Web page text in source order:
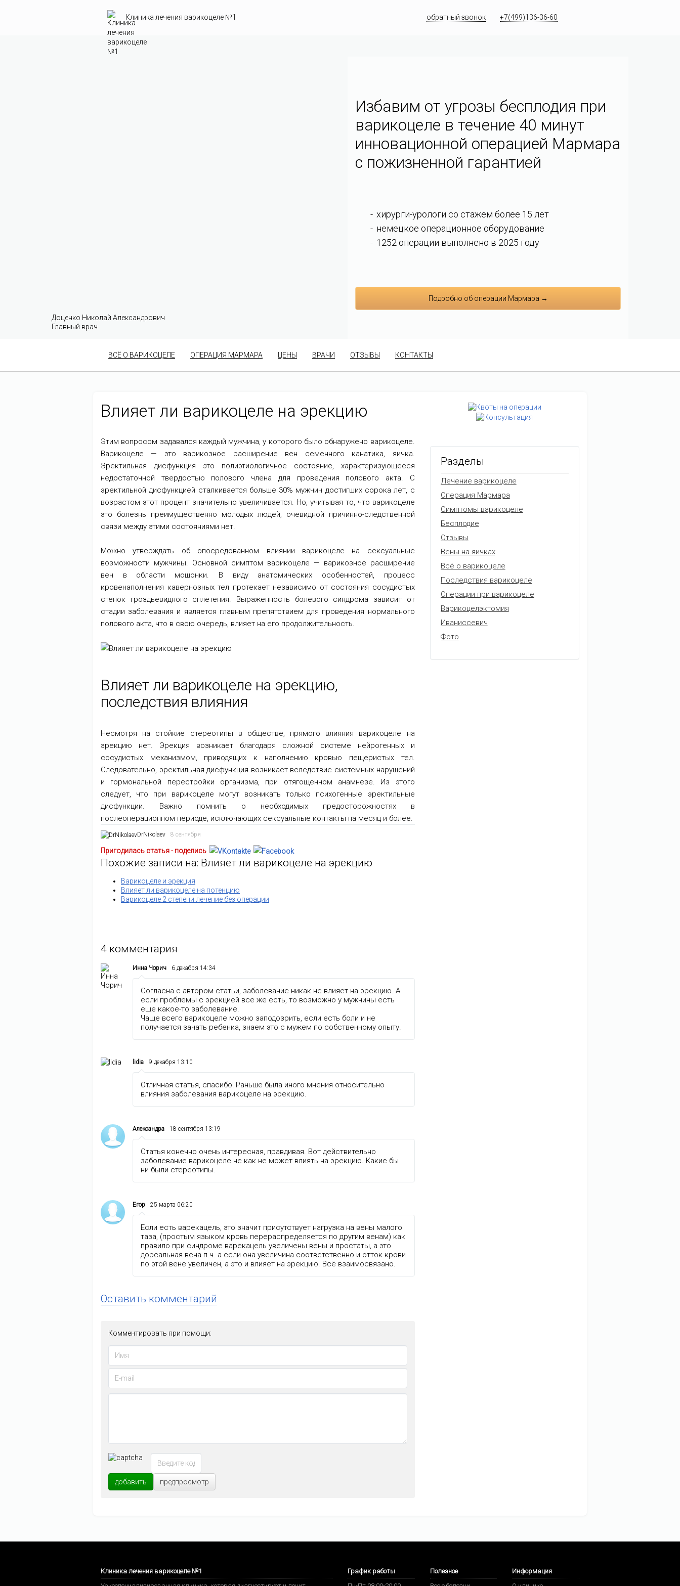
Клиника лечения варикоцеле №1 обратный звонок +7(499)136-36-60
Избавим от угрозы бесплодия при
варикоцеле в течение 40 минут
инновационной операцией Мармара
c пожизненной гарантией
хирурги-урологи со стажем более 15 лет
немецкое операционное оборудование
1252 операции выполнено в 2025 году
Подробно об операции Мармара →
Доценко Николай Александрович
Главный врач
ВСЁ О ВАРИКОЦЕЛЕ ОПЕРАЦИЯ МАРМАРА ЦЕНЫ ВРАЧИ ОТЗЫВЫ КОНТАКТЫ
Влияет ли варикоцеле на эрекцию
Этим вопросом задавался каждый мужчина, у которого было обнаружено варикоцеле.
Варикоцеле — это варикозное расширение вен семенного канатика, яичка.
Эректильная дисфункция это полиэтиологичное состояние, характеризующееся
недостаточной твердостью полового члена для проведения полового акта. С
эректильной дисфункцией сталкивается больше 30% мужчин достигших сорока лет, с
возрастом этот процент значительно увеличивается. Но, учитывая то, что варикоцеле
это болезнь преимущественно молодых людей, очевидной причинно-следственной
связи между этими состояниями нет.
Можно утверждать об опосредованном влиянии варикоцеле на сексуальные
возможности мужчины. Основной симптом варикоцеле — варикозное расширение
вен в области мошонки. В виду анатомических особенностей, процесс
кровенаполнения кавернозных тел протекает независимо от состояния сосудистых
стенок гроздьевидного сплетения. Выраженность болевого синдрома зависит от
стадии заболевания и является главным препятствием для проведения нормального
полового акта, что в свою очередь, влияет на его продолжительность.
Влияет ли варикоцеле на эрекцию,
последствия влияния
Несмотря на стойкие стереотипы в обществе, прямого влияния варикоцеле на
эрекцию нет. Эрекция возникает благодаря сложной системе нейрогенных и
сосудистых механизмом, приводящих к наполнению кровью пещеристых тел.
Следовательно, эректильная дисфункция возникает вследствие системных нарушений
и гормональной перестройки организма, при отягощенном анамнезе. Из этого
следует, что при варикоцеле могут возникать только психогенные эректильные
дисфункции. Важно помнить о необходимых предосторожностях в
послеоперационном периоде, исключающих сексуальные контакты на месяц и более.
DrNikolaev 8 сентября
Пригодилась статья - поделись
Похожие записи на: Влияет ли варикоцеле на эрекцию
Варикоцеле и эрекция
Влияет ли варикоцеле на потенцию
Варикоцеле 2 степени лечение без операции
4 комментария
Инна Чорич 6 декабря 14:34
Согласна с автором статьи, заболевание никак не влияет на эрекцию. А
если проблемы с эрекцией все же есть, то возможно у мужчины есть
еще какое-то заболевание.
Чаще всего варикоцеле можно заподозрить, если есть боли и не
получается зачать ребенка, знаем это с мужем по собственному опыту.
lidia 9 декабря 13:10
Отличная статья, спасибо! Раньше была иного мнения относительно
влияния заболевания варикоцеле на эрекцию.
Александра 18 сентября 13:19
Статья конечно очень интересная, правдивая. Вот действительно
заболевание варикоцеле не как не может влиять на эрекцию. Какие бы
ни были стереотипы.
Егор 25 марта 06:20
Если есть варекацель, это значит присутствует нагрузка на вены малого
таза, (простым языком кровь перераспределяется по другим венам) как
правило при синдроме варекацель увеличены вены и простаты, а это
дорсальная вена п.ч. а если она увеличина соответственно и отток крови
по этой вене увеличен, а это и влияет на эрекцию. Всё взаимосвязано.
Оставить комментарий
Комментировать при помощи:
добавить предпросмотр
Разделы
Лечение варикоцеле
Операция Мармара
Симптомы варикоцеле
Бесплодие
Отзывы
Вены на яичках
Всё о варикоцеле
Последствия варикоцеле
Операции при варикоцеле
Варикоцелэктомия
Иваниссевич
Фото
Клиника лечения варикоцеле №1
График работы
Полезное
Информация